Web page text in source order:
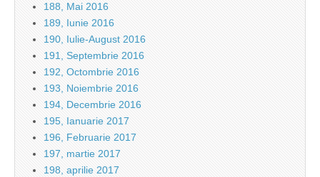
188, Mai 2016
189, Iunie 2016
190, Iulie-August 2016
191, Septembrie 2016
192, Octombrie 2016
193, Noiembrie 2016
194, Decembrie 2016
195, Ianuarie 2017
196, Februarie 2017
197, martie 2017
198, aprilie 2017